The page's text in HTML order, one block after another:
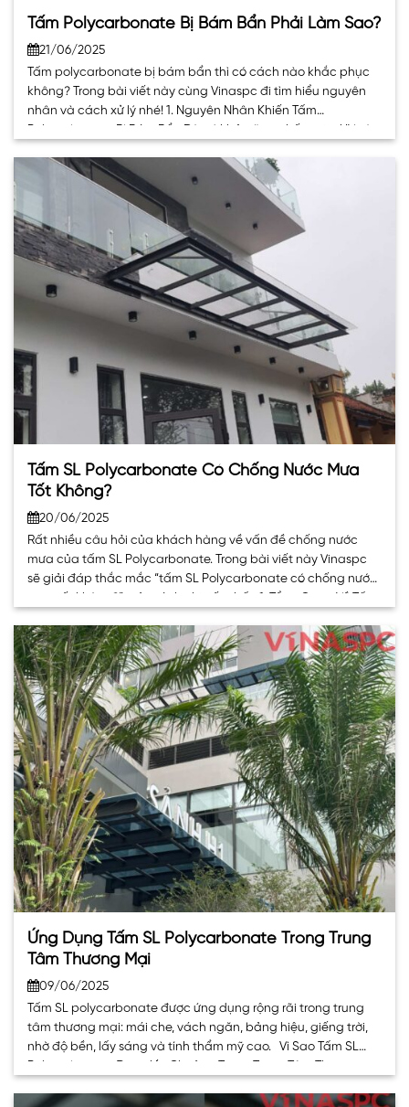
Tấm Polycarbonate Bị Bám Bẩn Phải Làm Sao?
21/06/2025
Tấm polycarbonate bị bám bẩn thì có cách nào khắc phục
không? Trong bài viết này cùng Vinaspc đi tìm hiểu nguyên
nhân và cách xử lý nhé! 1. Nguyên Nhân Khiến Tấm
Polycarbonate Bị Bám Bẩn Dù có khả năng chống tia UV và
Tấm SL Polycarbonate Có Chống Nước Mưa
Tốt Không?
20/06/2025
Rất nhiều câu hỏi của khách hàng về vấn đề chống nước
mưa của tấm SL Polycarbonate. Trong bài viết này Vinaspc
sẽ giải đáp thắc mắc “tấm SL Polycarbonate có chống nước
mưa tốt không?” một cách chi tiết nhất. 1. Tổng Quan Về Tấm
Ứng Dụng Tấm SL Polycarbonate Trong Trung
Tâm Thương Mại
09/06/2025
Tấm SL polycarbonate được ứng dụng rộng rãi trong trung
tâm thương mại: mái che, vách ngăn, bảng hiệu, giếng trời,
nhờ độ bền, lấy sáng và tính thẩm mỹ cao. Vì Sao Tấm SL
Polycarbonate Được Ưa Chuộng Trong Trung Tâm Thương